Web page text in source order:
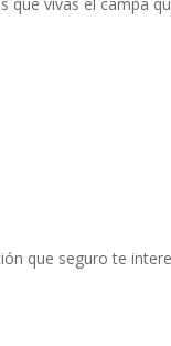
que seguro te